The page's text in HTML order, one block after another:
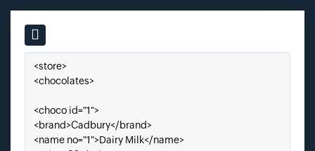
Input field
Tempelkan XML Anda di sini.